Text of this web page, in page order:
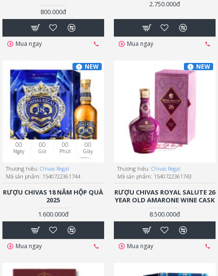
800.000đ
Mua ngay
2.750.000đ
Mua ngay
NEW
00
Ngày
00
Giờ
00
Phút
00
Giây
Thương hiệu: Chivas Regal
Mã sản phẩm: 1540722361744
RƯỢU CHIVAS 18 NĂM HỘP QUÀ
2025
1.600.000đ
Mua ngay
NEW
Thương hiệu: Chivas Regal
Mã sản phẩm: 1540722361743
RƯỢU CHIVAS ROYAL SALUTE 26
YEAR OLD AMARONE WINE CASK
8.500.000đ
Mua ngay